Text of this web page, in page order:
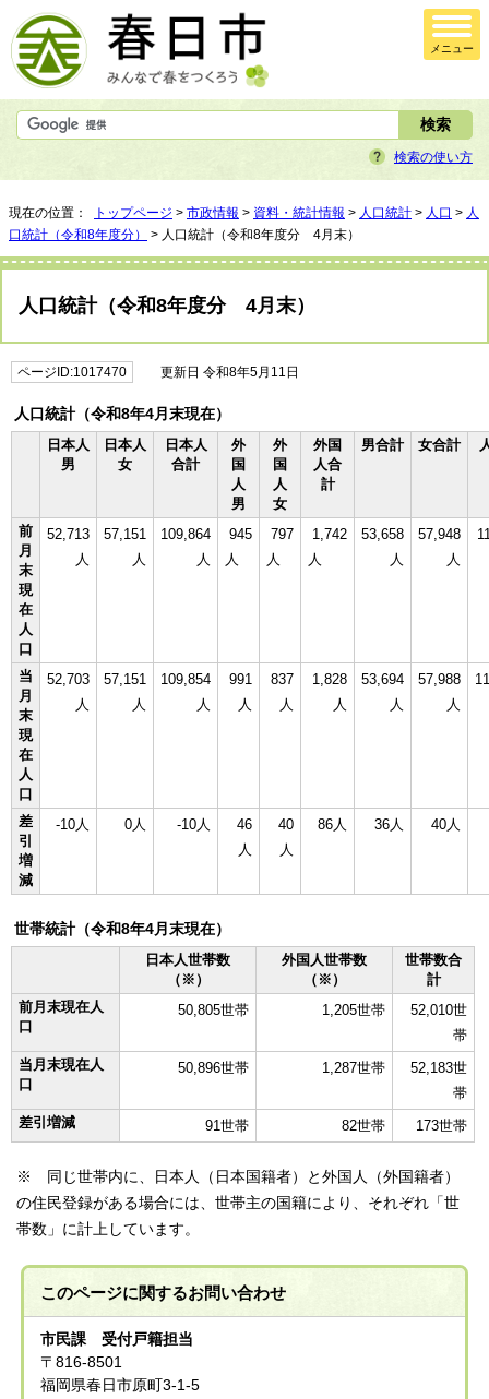
メニュー
検索の使い方
現在の位置： トップページ > 市政情報 > 資料・統計情報 > 人口統計 > 人口 > 人
口統計（令和8年度分）
> 人口統計（令和8年度分 4月末）
人口統計（令和8年度分 4月末）
ページID:1017470 更新日 令和8年5月11日
人口統計（令和8年4月末現在）
日本人
男
日本人
女
日本人
合計
外
国
人
男
外
国
人
女
外国
人合
計
男合計 女合計
前
月
末
現
在
人
口
52,713
人
57,151
人
109,864
人
945
人
797
人
1,742
人
53,658
人
57,948
人
当
月
末
現
在
人
口
52,703
人
57,151
人
109,854
人
991
人
837
人
1,828
人
53,694
人
57,988
人
差
引
増
減
-10人 0人 -10人
46
人
40
人
86人 36人 40人
世帯統計（令和8年4月末現在）
日本人世帯数
（※）
外国人世帯数
（※）
世帯数合
計
前月末現在人
口
50,805世帯 1,205世帯
52,010世
帯
当月末現在人
口
50,896世帯 1,287世帯
52,183世
帯
差引増減
91世帯 82世帯 173世帯
※ 同じ世帯内に、日本人（日本国籍者）と外国人（外国籍者）
の住民登録がある場合には、世帯主の国籍により、それぞれ「世
帯数」に計上しています。
このページに関するお問い合わせ
市民課 受付戸籍担当
〒816-8501
福岡県春日市原町3-1-5